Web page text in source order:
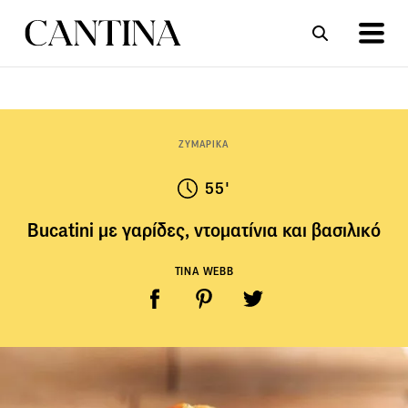
ΖΥΜΑΡΙΚΑ
55'
Bucatini με γαρίδες, ντοματίνια και βασιλικό
TINA WEBB